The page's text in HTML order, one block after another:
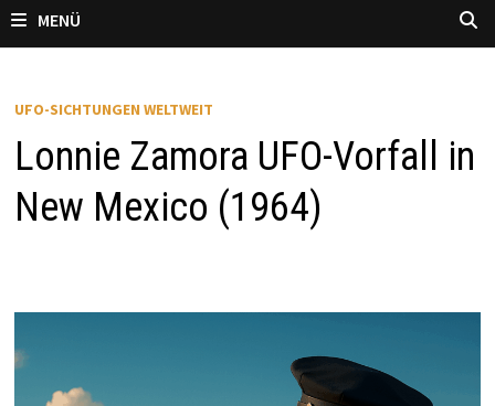
MENÜ
UFO-SICHTUNGEN WELTWEIT
Lonnie Zamora UFO-Vorfall in
New Mexico (1964)